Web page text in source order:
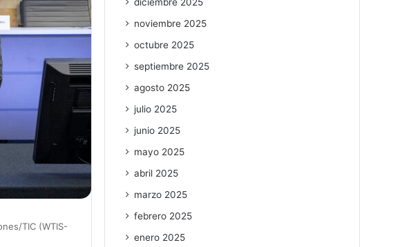
TIC (WTIS-
noviembre 2025
octubre 2025
septiembre 2025
agosto 2025
julio 2025
junio 2025
mayo 2025
abril 2025
marzo 2025
febrero 2025
enero 2025